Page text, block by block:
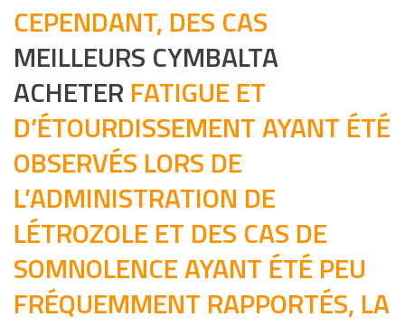
CEPENDANT, DES CAS
MEILLEURS CYMBALTA
ACHETER FATIGUE ET
D’ÉTOURDISSEMENT AYANT ÉTÉ
OBSERVÉS LORS DE
L’ADMINISTRATION DE
LÉTROZOLE ET DES CAS DE
SOMNOLENCE AYANT ÉTÉ PEU
FRÉQUEMMENT RAPPORTÉS, LA